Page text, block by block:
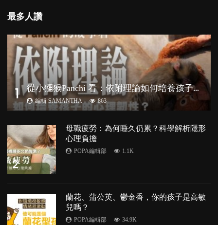
最多人讚
1 從
小獼猴Panchi 看：依附理論如何培養孩子心理韌性？
編輯 SAMANTHA 863
2
母職疲勞：為何睡久仍累？科學解析隱形
心理負擔
POPA編輯部 1.1K
蘭花、蒲公英、鬱金香，你的孩子是高敏
兒嗎？
POPA編輯部 34.9K